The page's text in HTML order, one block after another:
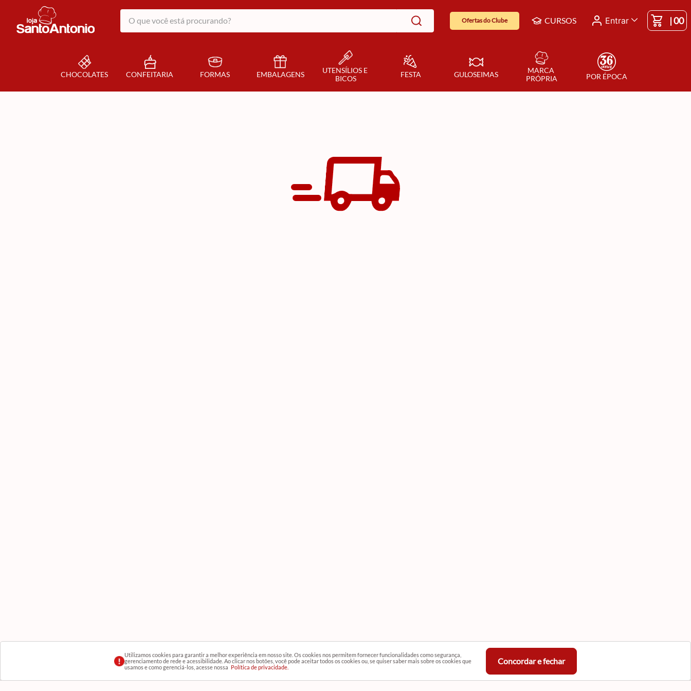
Utilizamos cookies para garantir a melhor experiência em nosso site. Os cookies nos permitem fornecer funcionalidades como segurança,
gerenciamento de rede e acessibilidade. Ao clicar nos botões, você pode aceitar todos os cookies ou, se quiser saber mais sobre os cookies que
usamos e como gerenciá-los, acesse nossa Política de privacidade.
Concordar e fechar
O que você está procurando?
Ofertas do Clube CURSOS Entrar |00
CHOCOLATES CONFEITARIA FORMAS EMBALAGENS
UTENSÍLIOS E
BICOS
FESTA GULOSEIMAS
MARCA
PRÓPRIA
POR ÉPOCA